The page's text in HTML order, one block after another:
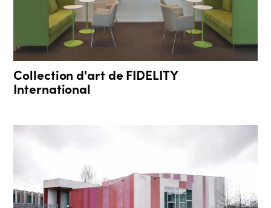
Collection d'art de FIDELITY
International